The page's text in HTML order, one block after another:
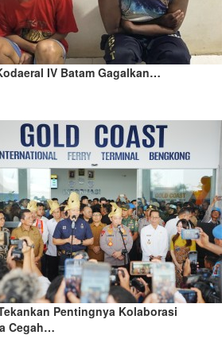
IV Batam Gagalkan…
Pentingnya Kolaborasi
Cegah…